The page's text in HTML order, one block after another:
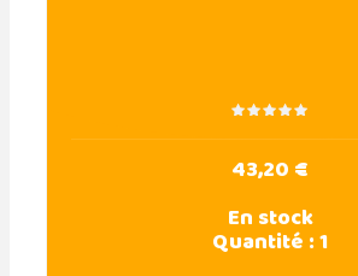
43,20 €
En stock
Quantité :1